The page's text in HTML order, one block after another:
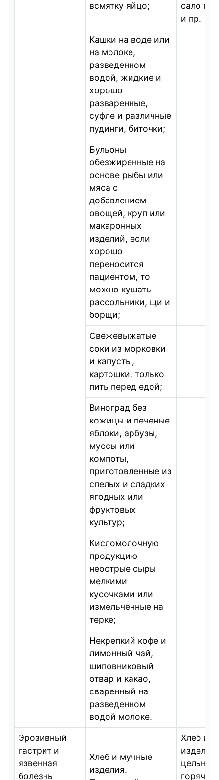
всмятку яйцо;
сало
и пр.
Кашки на воде или
на молоке,
разведенном
водой, жидкие и
хорошо
разваренные,
суфле и различные
пудинги, биточки;
Бульоны
обезжиренные на
основе рыбы или
мяса с
добавлением
овощей, круп или
макаронных
изделий, если
хорошо
переносится
пациентом, то
можно кушать
рассольники, щи и
борщи;
Свежевыжатые
соки из морковки
и капусты,
картошки, только
пить перед едой;
Виноград без
кожицы и печеные
яблоки, арбузы,
муссы или
компоты,
приготовленные из
спелых и сладких
ягодных или
фруктовых
культур;
Кисломолочную
продукцию
неострые сыры
мелкими
кусочками или
измельченные на
терке;
Некрепкий кофе и
лимонный чай,
шиповниковый
отвар и какао,
сваренный на
разведенном
водой молоке.
Эрозивный
гастрит и
язвенная
болезнь
Хлеб и мучные
изделия.
Хлеб и